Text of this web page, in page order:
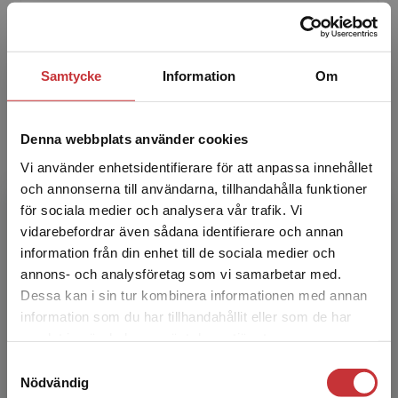
Samtycke Information Om
Denna webbplats använder cookies
Vi använder enhetsidentifierare för att anpassa innehållet
och annonserna till användarna, tillhandahålla funktioner
för sociala medier och analysera vår trafik. Vi
vidarebefordrar även sådana identifierare och annan
information från din enhet till de sociala medier och
annons- och analysföretag som vi samarbetar med.
Dessa kan i sin tur kombinera informationen med annan
information som du har tillhandahållit eller som de har
Nödvändig
Begränsad fraktregion
Det verkar som att du besöker
studentlitteratur.se via en enhet utanför Sverige.
Vi erbjuder inte leveranser utanför Sverige. För
att kunna slutföra ett köp måste
stadsbyggnadsfokus och lärare vid Uppsala
universitet. Petra har undervisat i bland annat
stadsbyggnad, bosta...
Sofia Sandqvist
Sofia Sandqvist är landskapsarkitekt LAR/MSA,
lektor i landskapsarkitektur vid SLU och
praktiserande landskapsarkitekt på Landskaps-